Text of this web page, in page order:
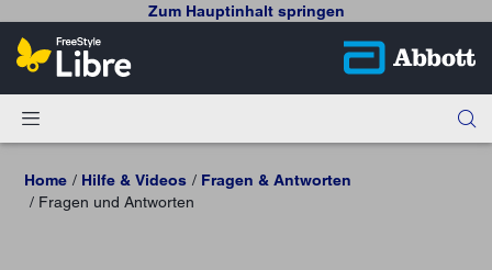
Zum Hauptinhalt springen
Home Hilfe & Videos
Fragen & Antworten
Fragen und Antworten